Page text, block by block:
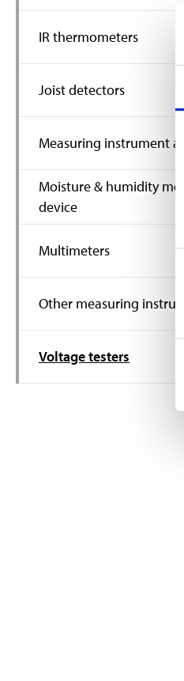
IR thermometers
Joist detectors
Measuring instrument
Moisture & humidity
device
Multimeters
Other measuring
Voltage testers